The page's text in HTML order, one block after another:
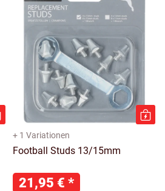
+ 1 Variationen
Football Studs 13/15mm
21,95 € *